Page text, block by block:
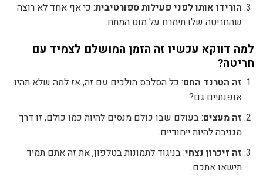
הורידו אותו לפני פעילות ספורטיבית: כי אף אחד לא רוצה
שהחריטה שלו תימרח על מוט המתח.
למה דווקא עכשיו זה הזמן המושלם לצמיד עם
חריטה?
זה הטרנד החם: כל הסלבס הולכים עם זה, אז למה שלא תהיו
אופנתיים גם?
זה מעצים: בעולם שבו כולם מנסים להיות כמו כולם, זו דרך
מגניבה להיות ייחודיים.
זה זיכרון נצחי: בניגוד לתמונות בטלפון, את זה אתם תמיד
תישאו אתכם.